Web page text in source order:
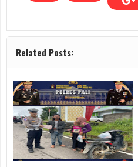
Related Posts: